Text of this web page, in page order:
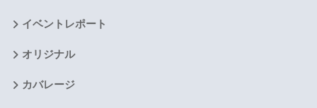
イベントレポート
オリジナル
カバレージ